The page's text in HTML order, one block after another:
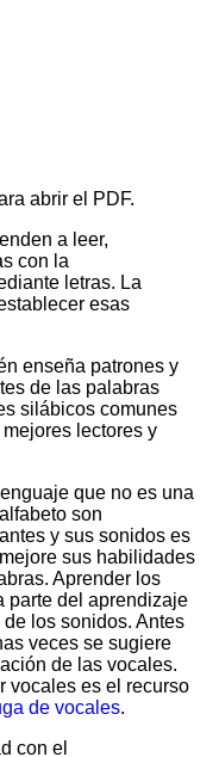
abrir el PDF.
a leer,
con la
letras. La
esas
enseña patrones y
de las palabras
silábicos comunes
lectores y
que no es una
son
y sus sonidos es
sus habilidades
Aprender los
parte del aprendizaje
los sonidos. Antes
veces se sugiere
de las vocales.
vocales es el recurso
de vocales.
con el